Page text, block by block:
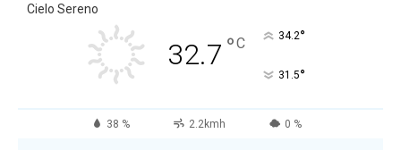
Cielo Sereno
32.7 °C 34.2°
31.5°
38 % 2.2kmh 0 %